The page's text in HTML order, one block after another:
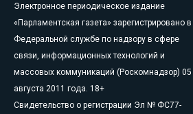
Электронное периодическое издание
«Парламентская газета» зарегистрировано в
Федеральной службе по надзору в сфере
связи, информационных технологий и
массовых коммуникаций (Роскомнадзор) 05
августа 2011 года. 18+
Свидетельство о регистрации Эл № ФС77-